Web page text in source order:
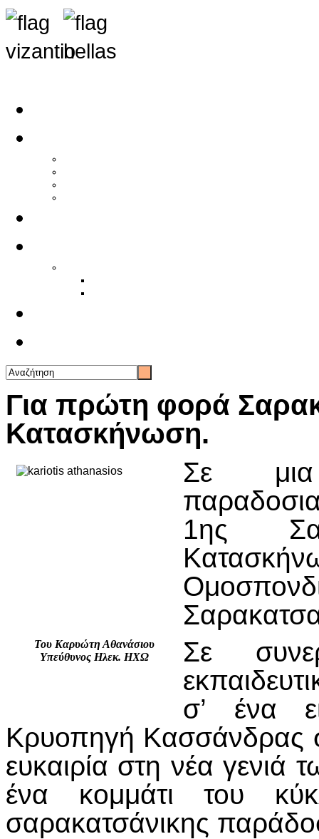
Για πρώτη φορά
Κατασκήνωση.
Του Καρυώτη Αθανάσιου
Υπεύθυνος Ηλεκ. ΗΧΩ
Σε μια
1ης
Σε
σ’ ένα
Κρυοπηγή Κασσάνδρας
ευκαιρία στη νέα γενιά
ένα κομμάτι του
σαρακατσάνικης